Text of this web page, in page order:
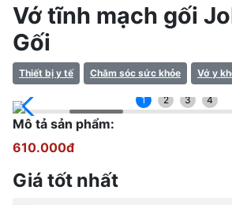
Vớ tĩnh mạch gối
Gối
Thiết bị y tế Chăm sóc sức khỏe Vớ y
1 2 3 4
Mô tả sản phẩm:
610.000đ
Giá tốt nhất